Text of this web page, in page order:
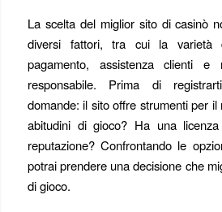
La scelta del miglior sito di casinò
diversi fattori, tra cui la varietà
pagamento, assistenza clienti
responsabile. Prima di
domande: il sito offre strumenti per
abitudini di gioco? Ha una
reputazione? Confrontando le
potrai prendere una decisione che
di gioco.